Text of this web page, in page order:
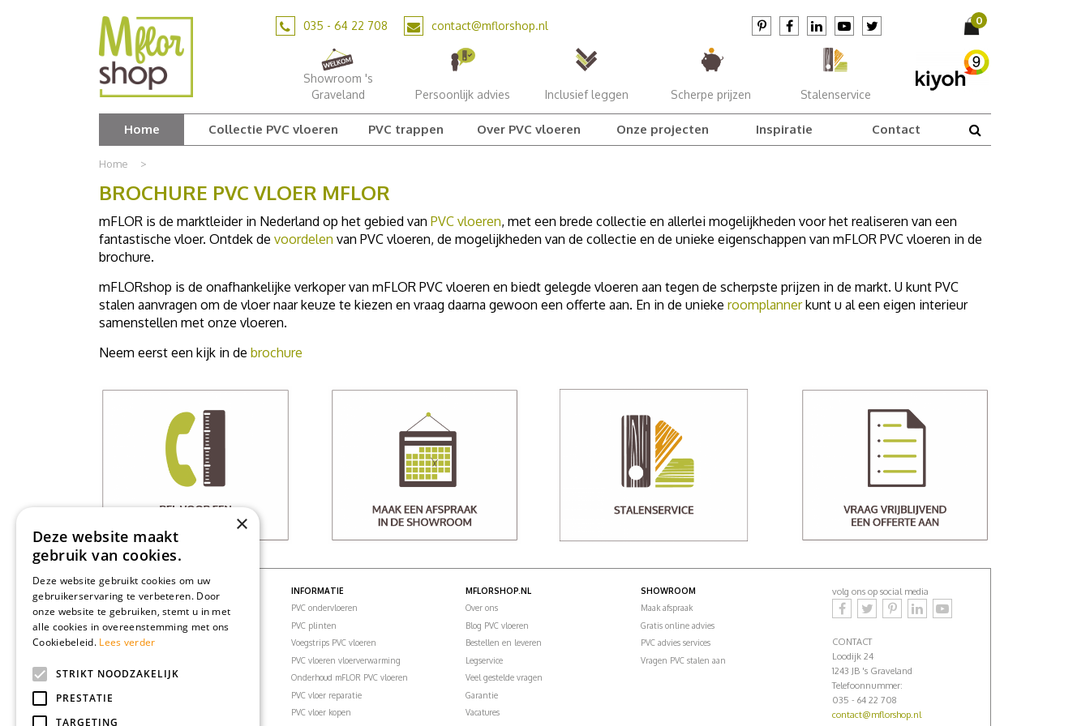
Home >
035 - 64 22 708 contact@mflorshop.nl
Showroom 's
Graveland
Persoonlijk advies Inclusief leggen Scherpe prijzen Stalenservice
Home Collectie PVC vloeren PVC trappen Over PVC vloeren Onze projecten Inspiratie Contact
BROCHURE PVC VLOER MFLOR
mFLOR is de marktleider in Nederland op het gebied van PVC vloeren, met een brede collectie en allerlei mogelijkheden voor het realiseren van een
fantastische vloer. Ontdek de voordelen van PVC vloeren, de mogelijkheden van de collectie en de unieke eigenschappen van mFLOR PVC vloeren in de
brochure.
mFLORshop is de onafhankelijke verkoper van mFLOR PVC vloeren en biedt gelegde vloeren aan tegen de scherpste prijzen in de markt. U kunt PVC
stalen aanvragen om de vloer naar keuze te kiezen en vraag daarna gewoon een offerte aan. En in de unieke roomplannerkunt u al een eigen interieur
samenstellen met onze vloeren.
Neem eerst een kijk in de brochure
PVC VLOEREN
PVC vloeren
PVC visgraatvloer
PVC klikvloeren
PVC vloer woonkamer
INFORMATIE
PVC ondervloeren
PVC plinten
Voegstrips PVC vloeren
PVC vloeren vloerverwarming
Onderhoud mFLOR PVC vloeren
PVC vloer reparatie
PVC vloer kopen
MFLORSHOP.NL
Over ons
Blog PVC vloeren
Bestellen en leveren
Legservice
Veel gestelde vragen
Garantie
Vacatures
SHOWROOM
Maak afspraak
Gratis online advies
PVC advies services
Vragen PVC stalen aan
volg ons op social media
CONTACT
Loodijk 24
1243 JB 's Graveland
Telefoonnummer:
035 - 64 22 708
contact@mflorshop.nl
×
Deze website maakt
gebruik van cookies.
Deze website gebruikt cookies om uw
gebruikerservaring te verbeteren. Door
onze website te gebruiken, stemt u in met
alle cookies in overeenstemming met ons
Cookiebeleid. Lees verder
STRIKT NOODZAKELIJK
PRESTATIE
TARGETING